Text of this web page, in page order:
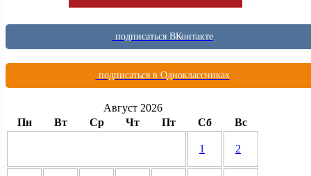
подписаться ВКонтакте
подписаться в Одноклассниках
Август 2026
Пн
Вт Ср Чт Пт Сб Вс
1 2